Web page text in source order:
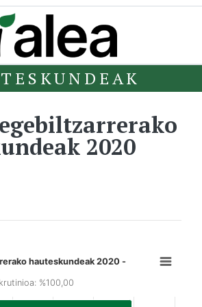
2020
hauteskundeak 2020 -
%100,00